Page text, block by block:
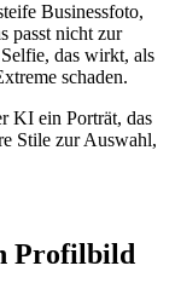
Businessfoto,
passt nicht zur
das wirkt, als
schaden.
KI ein Porträt, das
Stile zur Auswahl,
Profilbild